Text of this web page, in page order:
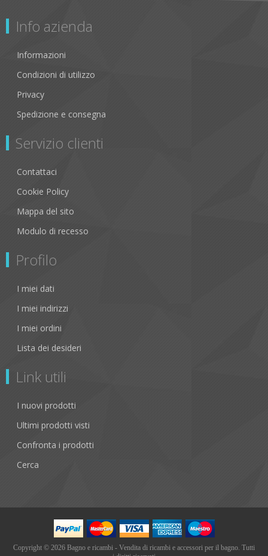
Info azienda
Informazioni
Condizioni di utilizzo
Privacy
Spedizione e consegna
Servizio clienti
Contattaci
Cookie Policy
Mappa del sito
Modulo di recesso
Profilo
I miei dati
I miei indirizzi
I miei ordini
Lista dei desideri
Link utili
I nuovi prodotti
Ultimi prodotti visti
Confronta i prodotti
Cerca
Copyright © 2026 Bagno e ricambi - Vendita di ricambi e accessori per il bagno. Tutti